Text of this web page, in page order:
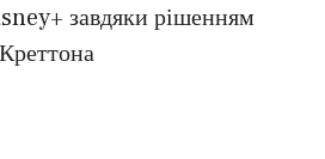
завдяки рішенням